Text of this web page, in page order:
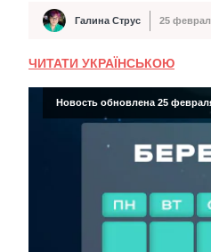
Автор Галина Струс
Дата публикации 25
ЧИТАТИ УКРАЇНСЬКОЮ
Новость обновлена 25